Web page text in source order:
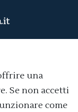
una
Se non accetti
come